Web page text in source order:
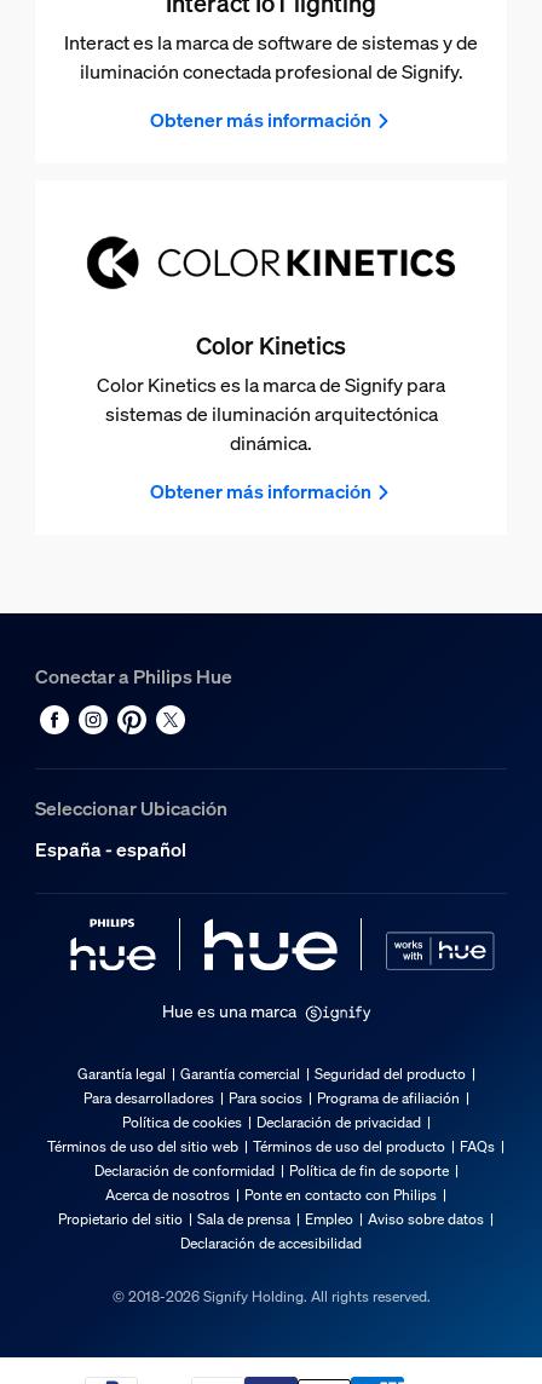
Interact es la marca de software de sistemas y de
iluminación conectada profesional de Signify.
Obtener más información
Color Kinetics
Color Kinetics es la marca de Signify para
sistemas de iluminación arquitectónica
dinámica.
Obtener más información
Conectar a Philips Hue
Seleccionar Ubicación
España - español
Hue es una marca
Garantía legal Garantía comercial
Seguridad del producto
Para desarrolladores
Para socios
Programa de afiliación
Política de cookies
Declaración de privacidad
Términos de uso del sitio web
Términos de uso del producto
FAQs
Declaración de conformidad
Política de fin de soporte
Acerca de nosotros
Ponte en contacto con Philips
Propietario del sitio
Sala de prensa Empleo
Aviso sobre datos
Declaración de accesibilidad
© 2018-2026 Signify Holding. All rights reserved.